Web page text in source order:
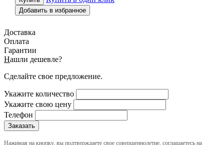
Добавить в избранное
Доставка
Оплата
Гарантии
Нашли дешевле?
Сделайте свое предложение.
Укажите количество
Укажите свою цену
Телефон
Нажимая на кнопку, вы подтверждаете свое совершеннолетие, соглашаетесь на